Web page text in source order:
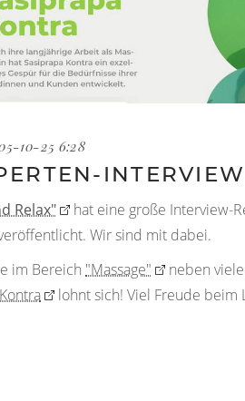
10-25 6:28
INTERVIEW
Relax"
hat eine große Interview-
Wir sind mit dabei.
im Bereich "Massage"
neben
lohnt sich! Viel Freude beim